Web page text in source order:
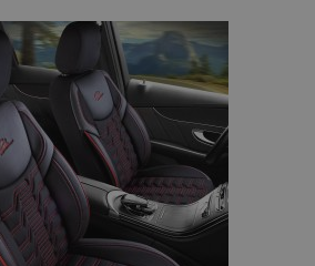
liste
d'achats